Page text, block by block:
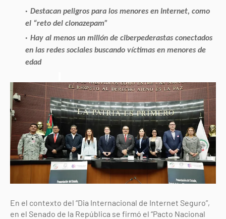
Destacan peligros para los menores en Internet, como
el “reto del clonazepam”
Hay al menos un millón de ciberpederastas conectados
en las redes sociales buscando víctimas en menores de
edad
En el contexto del “Dia Internacional de Internet Seguro”,
en el Senado de la República se firmó el “Pacto Nacional